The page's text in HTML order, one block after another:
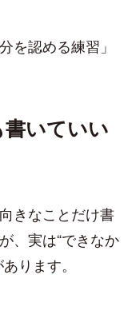
を認める練習」
いていい
きなことだけ書
、実は“できなか
ります。